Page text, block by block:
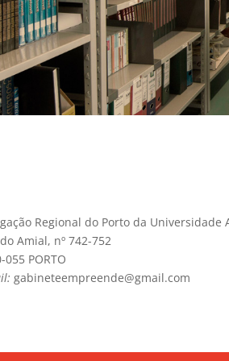
Regional do Porto da Universidade
Amial, nº 742-752
055 PORTO
gabineteempreende@gmail.com